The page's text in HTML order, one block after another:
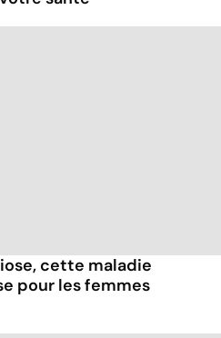
cette maladie
pour les femmes